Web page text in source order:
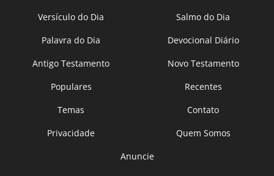
Versículo do Dia
Salmo do Dia
Palavra do Dia
Devocional Diário
Antigo Testamento
Novo Testamento
Populares
Recentes
Temas
Contato
Privacidade
Quem Somos
Anuncie